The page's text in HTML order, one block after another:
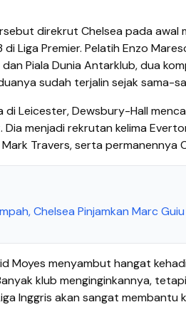
direkrut Chelsea pada awal
di Liga Premier. Pelatih Enzo
Piala Dunia Antarklub, dua
sudah terjalin sejak sama-
di Leicester, Dewsbury-Hall
Dia menjadi rekrutan kelima
Travers, serta permanennya
Chelsea Pinjamkan Marc
Moyes menyambut hangat
klub menginginkannya,
Inggris akan sangat membantu